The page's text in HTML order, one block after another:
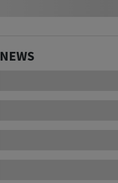
NEWS